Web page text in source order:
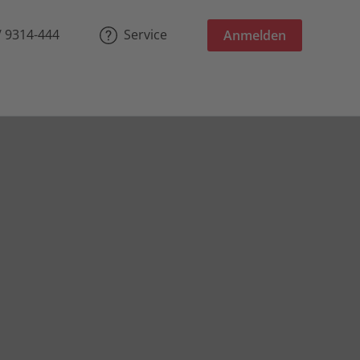
9314-444 Service Anmelden